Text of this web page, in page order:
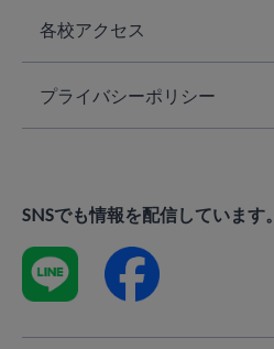
各校アクセス
プライバシーポリシー
SNSでも情報を配信しています。